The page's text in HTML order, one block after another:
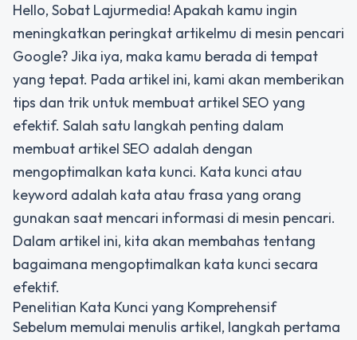
Hello, Sobat Lajurmedia! Apakah kamu ingin
meningkatkan peringkat artikelmu di mesin pencari
Google? Jika iya, maka kamu berada di tempat
yang tepat. Pada artikel ini, kami akan memberikan
tips dan trik untuk membuat artikel SEO yang
efektif. Salah satu langkah penting dalam
membuat artikel SEO adalah dengan
mengoptimalkan kata kunci. Kata kunci atau
keyword adalah kata atau frasa yang orang
gunakan saat mencari informasi di mesin pencari.
Dalam artikel ini, kita akan membahas tentang
bagaimana mengoptimalkan kata kunci secara
efektif.
Penelitian Kata Kunci yang Komprehensif
Sebelum memulai menulis artikel, langkah pertama